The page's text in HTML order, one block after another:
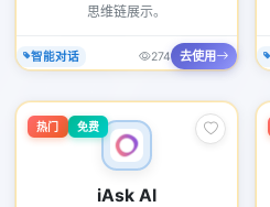
思维链展示。
智能对话 274 去使用
热门 免费
iAsk AI